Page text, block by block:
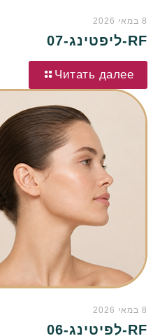
8 במאי 2026
RF-ליפטינג-07
Читать далее
8 במאי 2026
RF-לפיטינג-06